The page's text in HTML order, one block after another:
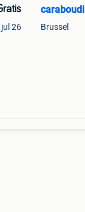
26
caraboudi
Brussel